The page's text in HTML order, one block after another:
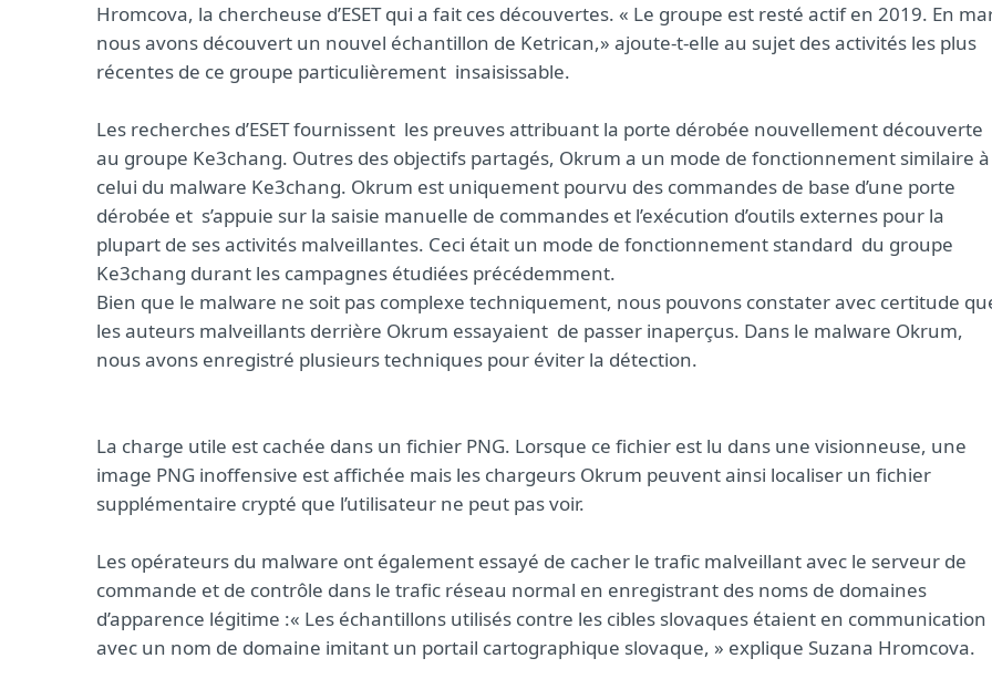
Hromcova, la chercheuse d’ESET qui a fait ces découvertes. « Le groupe est resté actif en 2019. En
nous avons découvert un nouvel échantillon de Ketrican,» ajoute-t-elle au sujet des activités les plus
récentes de ce groupe particulièrement insaisissable.
Les recherches d’ESET fournissent les preuves attribuant la porte dérobée nouvellement découverte
au groupe Ke3chang. Outres des objectifs partagés, Okrum a un mode de fonctionnement similaire à
celui du malware Ke3chang. Okrum est uniquement pourvu des commandes de base d’une porte
dérobée et s’appuie sur la saisie manuelle de commandes et l’exécution d’outils externes pour la
plupart de ses activités malveillantes. Ceci était un mode de fonctionnement standard du groupe
Ke3chang durant les campagnes étudiées précédemment.
Bien que le malware ne soit pas complexe techniquement, nous pouvons constater avec certitude
les auteurs malveillants derrière Okrum essayaient de passer inaperçus. Dans le malware Okrum,
nous avons enregistré plusieurs techniques pour éviter la détection.
La charge utile est cachée dans un fichier PNG. Lorsque ce fichier est lu dans une visionneuse, une
image PNG inoffensive est affichée mais les chargeurs Okrum peuvent ainsi localiser un fichier
supplémentaire crypté que l’utilisateur ne peut pas voir.
Les opérateurs du malware ont également essayé de cacher le trafic malveillant avec le serveur de
commande et de contrôle dans le trafic réseau normal en enregistrant des noms de domaines
d’apparence légitime :« Les échantillons utilisés contre les cibles slovaques étaient en communication
avec un nom de domaine imitant un portail cartographique slovaque, » explique Suzana Hromcova.